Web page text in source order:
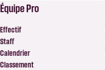
Équipe Pro
Effectif
Staff
Calendrier
Classement